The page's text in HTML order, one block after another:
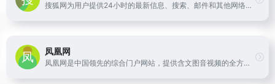
搜狐网为用户提供24小时的最新信息、搜索、邮件和其他网络服务。内容包括全球热点事件、突发新闻、时事评论、热门电影和电视剧、体育赛事、行业趋势、生活服务信息，以及论坛、博客、微博和我的搜狐等互动空间。
凤凰网
凤凰网是中国领先的综合门户网站，提供含文图音视频的全方位综合新闻资讯、深度访谈、观点评论、财经产品、互动应用、分享社区等服务，同时与凤凰无线、凤凰宽频形成三屏联动，为全球主流华人提供互联网、无线通信、电视网三网融合无缝衔接的新媒体优质体验。